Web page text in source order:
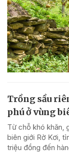
Trồng sầu
phú ở vùng
Từ chỗ khó khăn,
biên giới Rờ Kơi,
triệu đồng đến